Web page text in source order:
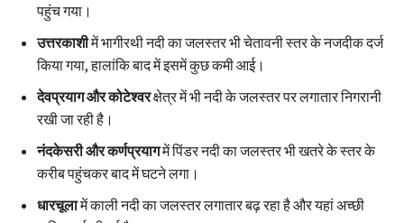
पहुंच गया।
उत्तरकाशीमें भागीरथी नदी का जलस्तर भी चेतावनी स्तर के नजदीक दर्ज
किया गया, हालांकि बाद में इसमें कुछ कमी आई।
देवप्रयाग और कोटेश्वरक्षेत्र में भी नदी के जलस्तर पर लगातार निगरानी
रखी जा रही है।
नंदकेसरी और कर्णप्रयागमें पिंडर नदी का जलस्तर भी खतरे के स्तर के
करीब पहुंचकर बाद में घटने लगा।
धारचूलामें काली नदी का जलस्तर लगातार बढ़ रहा है और यहां अच्छी